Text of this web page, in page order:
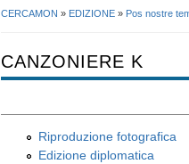
CERCAMON » EDIZIONE » Pos nostre
CANZONIERE K
Riproduzione fotografica
Edizione diplomatica